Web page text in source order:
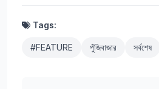
Tags:
#FEATURE পুঁজিবাজার সর্বশেষ